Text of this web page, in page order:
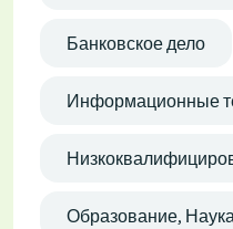
Банковское дело
Информационные
Образование,